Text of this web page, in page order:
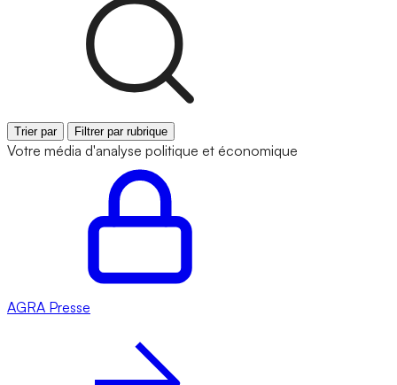
Trier par Filtrer par rubrique
Votre média d'analyse politique et économique
AGRA Presse